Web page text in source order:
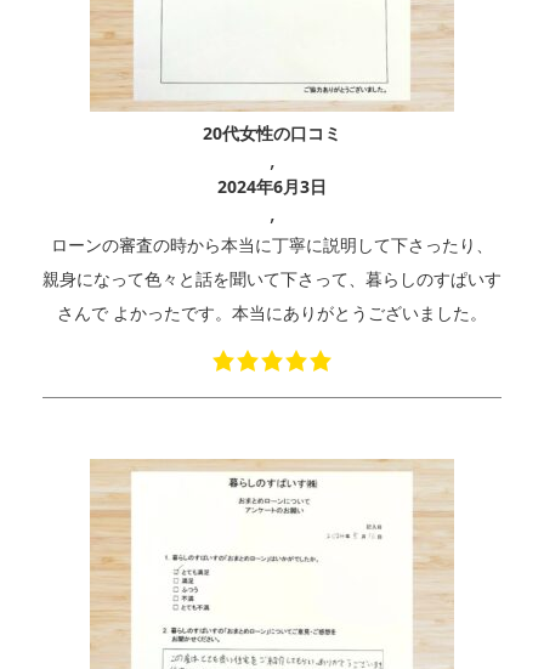
20代女性の口コミ
,
2024年6月3日
,
ローンの審査の時から本当に丁寧に説明して下さったり、
親身になって色々と話を聞いて下さって、暮らしのすぱいす
さんで よかったです。本当にありがとうございました。